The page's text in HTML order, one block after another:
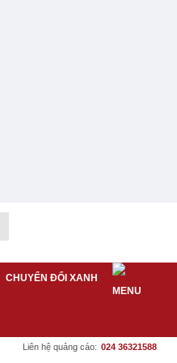
CHUYỂN ĐỔI XANH
Liên hệ quảng cáo: 024 36321588